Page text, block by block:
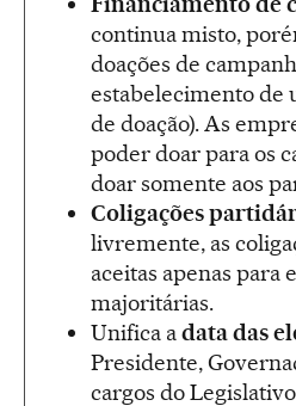
continua misto,
doações de
estabelecimento
de doação). As
poder doar para os
doar somente aos
Coligações
livremente, as
aceitas apenas para
majoritárias.
Unifica adata das
Presidente,
cargos do